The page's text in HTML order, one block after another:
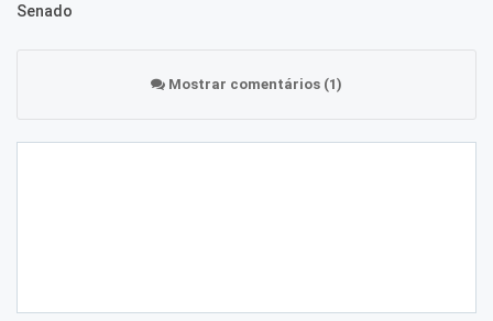
Senado
Mostrar comentários (1)